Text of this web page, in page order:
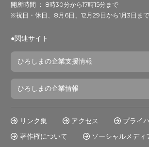
開所時間 ： 8時30分から17時15分まで
※祝日・休日、8月6日、12月29日から1月3日ま
●関連サイト
ひろしまの企業支援情報
ひろしまの企業情報
リンク集 アクセス
プライ
著作権について
ソーシャルメディ